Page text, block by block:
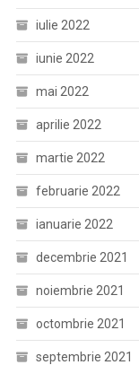
iulie 2022
iunie 2022
mai 2022
aprilie 2022
martie 2022
februarie 2022
ianuarie 2022
decembrie 2021
noiembrie 2021
octombrie 2021
septembrie 2021